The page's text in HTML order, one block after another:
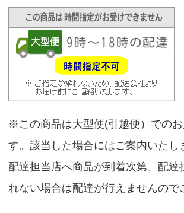
※この商品は大型便(引越便）での
す。該当した場合にはご案内いたし
配達担当店へ商品が到着次第、配
れない場合は配達が行えませんので